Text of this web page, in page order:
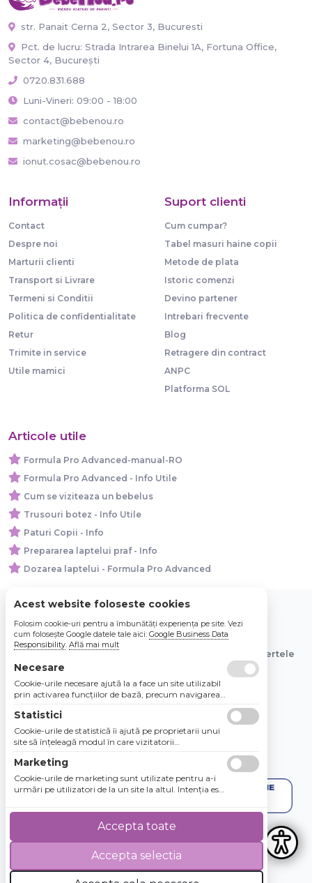
str. Panait Cerna 2, Sector 3, Bucuresti
Pct. de lucru: Strada Intrarea Binelui 1A, Fortuna Office,
Sector 4, București
0720.831.688
Luni-Vineri: 09:00 - 18:00
contact@bebenou.ro
marketing@bebenou.ro
ionut.cosac@bebenou.ro
Informaţii
Contact
Despre noi
Marturii clienti
Transport si Livrare
Termeni si Conditii
Politica de confidentialitate
Retur
Trimite in service
Utile mamici
Suport clienti
Cum cumpar?
Tabel masuri haine copii
Metode de plata
Istoric comenzi
Devino partener
Intrebari frecvente
Blog
Retragere din contract
ANPC
Platforma SOL
Articole utile
Formula Pro Advanced-manual-RO
Formula Pro Advanced - Info Utile
Cum se viziteaza un bebelus
Trusouri botez - Info Utile
Paturi Copii - Info
Prepararea laptelui praf - Info
Dozarea laptelui - Formula Pro Advanced
© 2026 Bebe Nou Online Store SRL
Toate preturile sunt exprimate in lei si includ tva. Ofertele
sunt valabile in limita stocului disponibil.
4.8 / 5 ★★★★★
Acest website foloseste cookies
Folosim cookie-uri pentru a îmbunătăți experiența pe site. Vezi
cum folosește Google datele tale aici: Google Business Data
Responsibility. Află mai mult
Necesare
Cookie-urile necesare ajută la a face un site utilizabil
prin activarea funcţiilor de bază, precum navigarea
Site-ul nu poate funcţiona corespunzător fără aceste
cookie-uri.
Statistici
Cookie-urile de statistică îi ajută pe proprietarii unui
site să înţeleagă modul în care vizitatorii
raportarea informaţiilor în mod anonim.
Marketing
Cookie-urile de marketing sunt utilizate pentru a-i
urmări pe utilizatori de la un site la altul. Intenţia este
utilizatorii individuali, aşadar ele sunt mai valoroase
pentru agenţiile de puiblicitate şi părţile terţe care se
Accepta selectia
Accepta toate